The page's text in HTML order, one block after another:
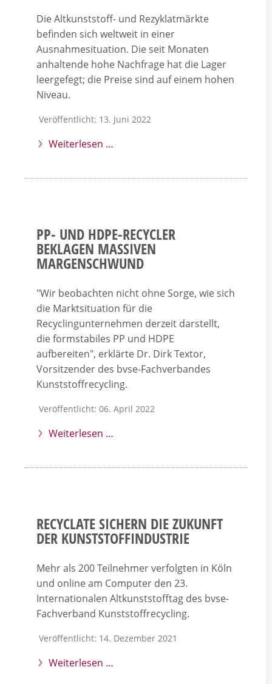
Die Altkunststoff- und Rezyklatmärkte
befinden sich weltweit in einer
Ausnahmesituation. Die seit Monaten
anhaltende hohe Nachfrage hat die Lager
leergefegt; die Preise sind auf einem hohen
Niveau.
Veröffentlicht: 13. Juni 2022
Weiterlesen …
PP- UND HDPE-RECYCLER
BEKLAGEN MASSIVEN
MARGENSCHWUND
"Wir beobachten nicht ohne Sorge, wie sich
die Marktsituation für die
Recyclingunternehmen derzeit darstellt,
die formstabiles PP und HDPE
aufbereiten", erklärte Dr. Dirk Textor,
Vorsitzender des bvse-Fachverbandes
Kunststoffrecycling.
Veröffentlicht: 06. April 2022
Weiterlesen …
RECYCLATE SICHERN DIE ZUKUNFT
DER KUNSTSTOFFINDUSTRIE
Mehr als 200 Teilnehmer verfolgten in Köln
und online am Computer den 23.
Internationalen Altkunststofftag des bvse-
Fachverband Kunststoffrecycling.
Veröffentlicht: 14. Dezember 2021
Weiterlesen …